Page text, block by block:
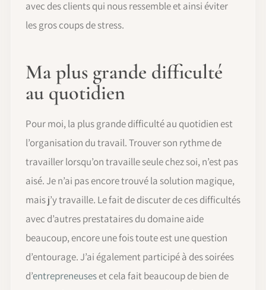
avec des clients qui nous ressemble et ainsi éviter
les gros coups de stress.
Ma plus grande difficulté
au quotidien
Pour moi, la plus grande difficulté au quotidien est
l’organisation du travail. Trouver son rythme de
travailler lorsqu’on travaille seule chez soi, n’est pas
aisé. Je n’ai pas encore trouvé la solution magique,
mais j’y travaille. Le fait de discuter de ces difficultés
avec d’autres prestataires du domaine aide
beaucoup, encore une fois toute est une question
d’entourage. J’ai également participé à des soirées
d’entrepreneuseset cela fait beaucoup de bien de